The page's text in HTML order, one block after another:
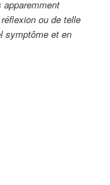
ou de telle
symptôme et en